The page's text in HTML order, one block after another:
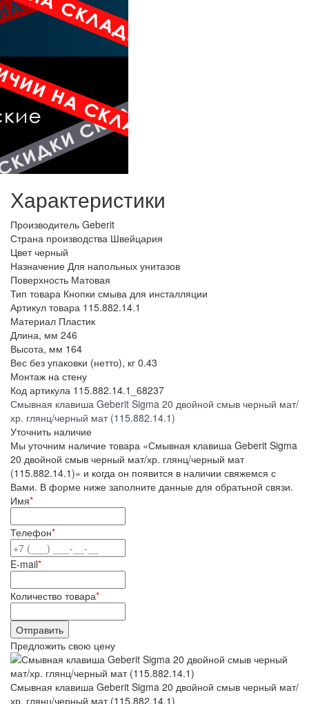
Характеристики
Производитель Geberit
Страна производства Швейцария
Цвет черный
Назначение Для напольных унитазов
Поверхность Матовая
Тип товара Кнопки смыва для инсталляции
Артикул товара 115.882.14.1
Материал Пластик
Длина, мм 246
Высота, мм 164
Вес без упаковки (нетто), кг 0.43
Монтаж на стену
Код артикула 115.882.14.1_68237
Смывная клавиша Geberit Sigma 20 двойной смыв черный мат/
хр. глянц/черный мат (115.882.14.1)
Уточнить наличие
Мы уточним наличие товара «Смывная клавиша Geberit Sigma
20 двойной смыв черный мат/хр. глянц/черный мат
(115.882.14.1)» и когда он появится в наличии свяжемся с
Вами. В форме ниже заполните данные для обратьной связи.
Имя*
Телефон*
E-mail*
Количество товара*
Предложить свою цену
Смывная клавиша Geberit Sigma 20 двойной смыв черный мат/
хр. глянц/черный мат (115.882.14.1)